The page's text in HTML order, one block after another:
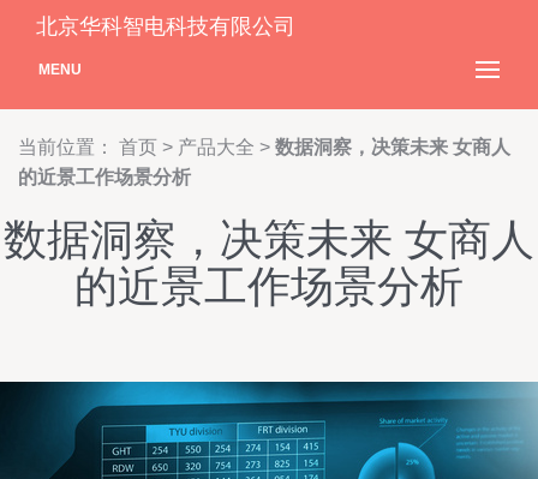
北京华科智电科技有限公司
MENU
当前位置： 首页 > 产品大全 > 数据洞察，决策未来 女商人
的近景工作场景分析
数据洞察，决策未来 女商人
的近景工作场景分析